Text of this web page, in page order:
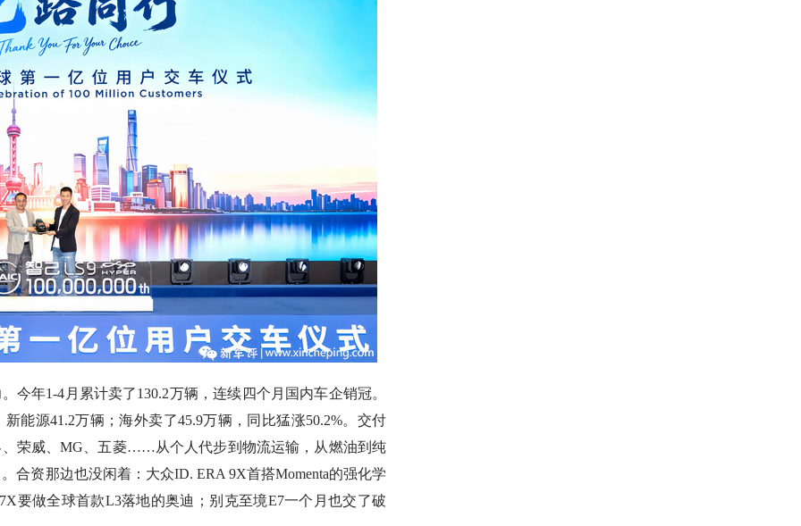
今年1-4月累计卖了130.2万辆，连续四个月国内车企销冠。
能源41.2万辆；海外卖了45.9万辆，同比猛涨50.2%。交付
荣威、MG、五菱……从个人代步到物流运输，从燃油到纯
合资那边也没闲着：大众ID. ERA 9X首搭Momenta的强化学
要做全球首款L3落地的奥迪；别克至境E7一个月也交了破